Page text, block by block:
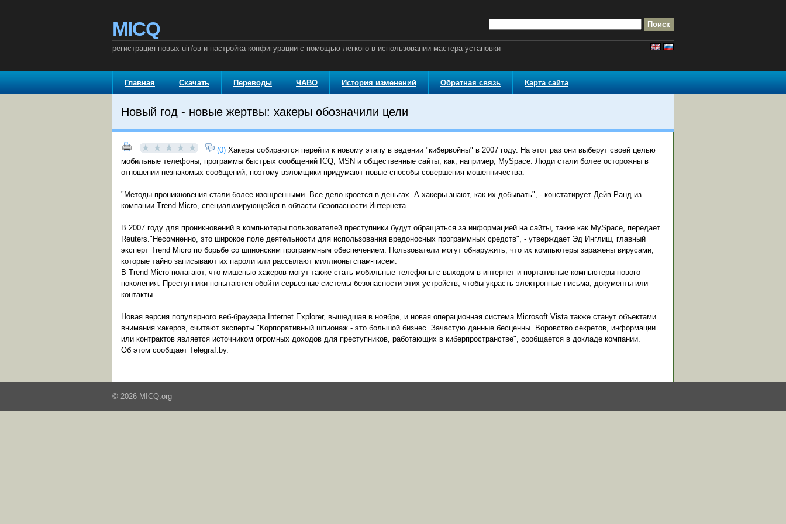
MICQ
регистрация новых uin'ов и настройка конфигурации с помощью лёгкого в использовании мастера установки
Главная Скачать Переводы ЧАВО История изменений Обратная связь Карта сайта
Новый год - новые жертвы: хакеры обозначили цели
(0) Хакеры собираются перейти к новому этапу в ведении "кибервойны" в 2007 году. На этот раз они выберут своей целью
мобильные телефоны, программы быстрых сообщений ICQ, MSN и общественные сайты, как, например, MySpace. Люди стали более осторожны в
отношении незнакомых сообщений, поэтому взломщики придумают новые способы совершения мошенничества.
"Методы проникновения стали более изощренными. Все дело кроется в деньгах. А хакеры знают, как их добывать", - констатирует Дейв Ранд из
компании Trend Micro, специализирующейся в области безопасности Интернета.
В 2007 году для проникновений в компьютеры пользователей преступники будут обращаться за информацией на сайты, такие как MySpace, передает
Reuters."Несомненно, это широкое поле деятельности для использования вредоносных программных средств", - утверждает Эд Инглиш, главный
эксперт Trend Micro по борьбе со шпионским программным обеспечением. Пользователи могут обнаружить, что их компьютеры заражены вирусами,
которые тайно записывают их пароли или рассылают миллионы спам-писем.
В Trend Micro полагают, что мишенью хакеров могут также стать мобильные телефоны с выходом в интернет и портативные компьютеры нового
поколения. Преступники попытаются обойти серьезные системы безопасности этих устройств, чтобы украсть электронные письма, документы или
контакты.
Новая версия популярного веб-браузера Internet Explorer, вышедшая в ноябре, и новая операционная система Microsoft Vista также станут объектами
внимания хакеров, считают эксперты."Корпоративный шпионаж - это большой бизнес. Зачастую данные бесценны. Воровство секретов, информации
или контрактов является источником огромных доходов для преступников, работающих в киберпространстве", сообщается в докладе компании.
Об этом сообщает Telegraf.by.
© 2026 MICQ.org